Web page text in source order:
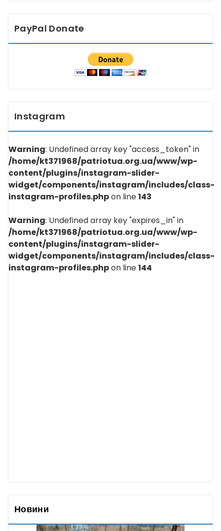
PayPal Donate
Instagram
Warning: Undefined array key "access_token" in
/home/kt371968/patriotua.org.ua/www/wp-
content/plugins/instagram-slider-
widget/components/instagram/includes/class-
instagram-profiles.phpon line143
Warning: Undefined array key "expires_in" in
/home/kt371968/patriotua.org.ua/www/wp-
content/plugins/instagram-slider-
widget/components/instagram/includes/class-
instagram-profiles.phpon line144
Новини